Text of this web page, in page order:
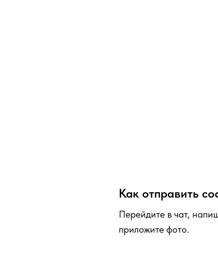
Перейдите в чат,
приложите фото.
Как отправить